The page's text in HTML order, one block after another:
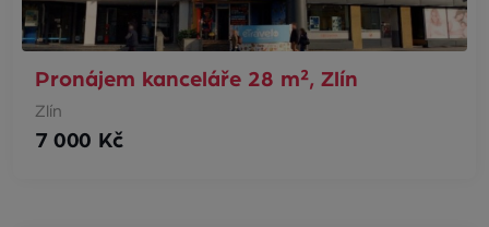
Pronájem kanceláře 28 m², Zlín
Zlín
7 000 Kč